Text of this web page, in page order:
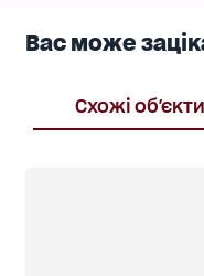
Вас може
Схожі об'єкти